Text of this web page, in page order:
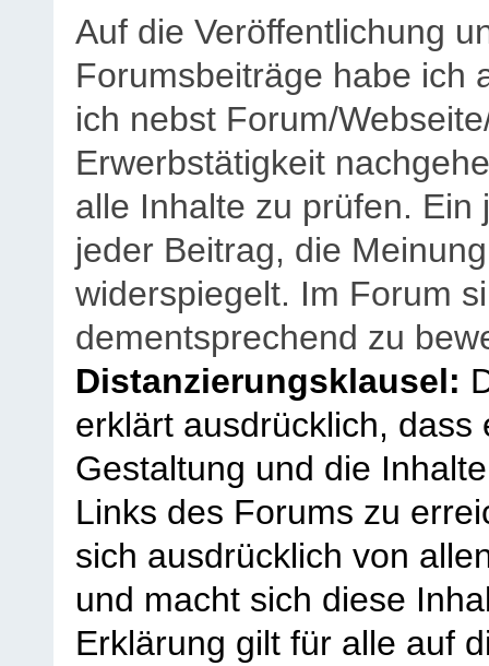
Auf die Veröffentlichung
Forumsbeiträge habe ich
ich nebst Forum/
Erwerbstätigkeit
alle Inhalte zu prüfen.
jeder Beitrag, die
widerspiegelt. Im Forum
dementsprechend zu
Distanzierungsklausel:
erklärt ausdrücklich,
Gestaltung und die
Links des Forums zu
sich ausdrücklich von
und macht sich diese
Erklärung gilt für alle auf